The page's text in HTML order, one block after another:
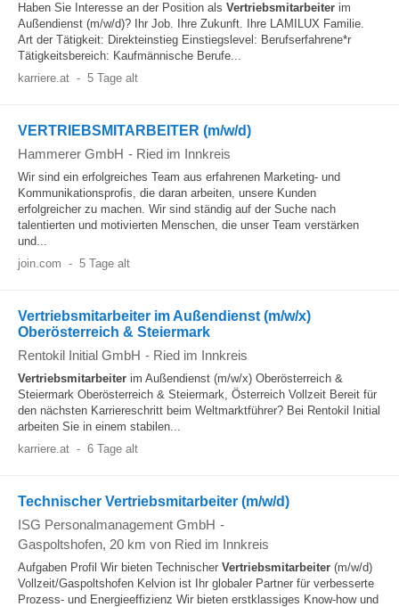
Haben Sie Interesse an der Position als Vertriebsmitarbeiter im
Außendienst (m/w/d)? Ihr Job. Ihre Zukunft. Ihre LAMILUX Familie.
Art der Tätigkeit: Direkteinstieg Einstiegslevel: Berufserfahrene*r
Tätigkeitsbereich: Kaufmännische Berufe...
karriere.at - 5 Tage alt
VERTRIEBSMITARBEITER (m/w/d)
Hammerer GmbH - Ried im Innkreis
Wir sind ein erfolgreiches Team aus erfahrenen Marketing- und
Kommunikationsprofis, die daran arbeiten, unsere Kunden
erfolgreicher zu machen. Wir sind ständig auf der Suche nach
talentierten und motivierten Menschen, die unser Team verstärken
und...
join.com - 5 Tage alt
Vertriebsmitarbeiter im Außendienst (m/w/x)
Oberösterreich & Steiermark
Rentokil Initial GmbH - Ried im Innkreis
Vertriebsmitarbeiter im Außendienst (m/w/x) Oberösterreich &
Steiermark Oberösterreich & Steiermark, Österreich Vollzeit Bereit für
den nächsten Karriereschritt beim Weltmarktführer? Bei Rentokil Initial
arbeiten Sie in einem stabilen...
karriere.at - 6 Tage alt
Technischer Vertriebsmitarbeiter (m/w/d)
ISG Personalmanagement GmbH -
Gaspoltshofen, 20 km von Ried im Innkreis
Aufgaben Profil Wir bieten Technischer Vertriebsmitarbeiter (m/w/d)
Vollzeit/Gaspoltshofen Kelvion ist Ihr globaler Partner für verbesserte
Prozess- und Energieeffizienz Wir bieten erstklassiges Know-how und